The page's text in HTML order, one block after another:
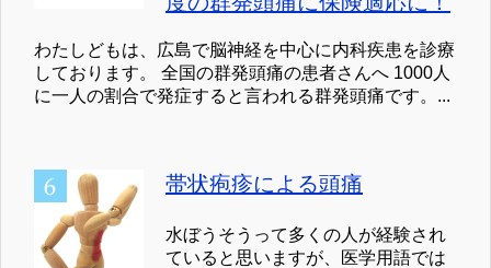
わたしどもは、広島で脳神経を中心に内科疾患を診療
しております。 全国の群発頭痛の患者さんへ 1000人
に一人の割合で発症すると言われる群発頭痛です。...
帯状疱疹による頭痛
水ぼうそうって多くの人が経験され
ていると思いますが、医学用語では